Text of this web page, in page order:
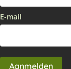
E-mail
Aanmelden